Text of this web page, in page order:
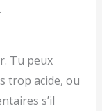
Tu peux
trop acide, ou
s’il